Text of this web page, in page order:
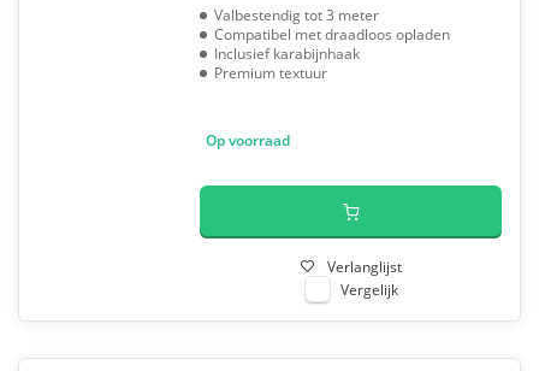
Valbestendig tot 3 meter
Compatibel met draadloos opladen
Inclusief karabijnhaak
Premium textuur
Op voorraad
Verlanglijst
Vergelijk